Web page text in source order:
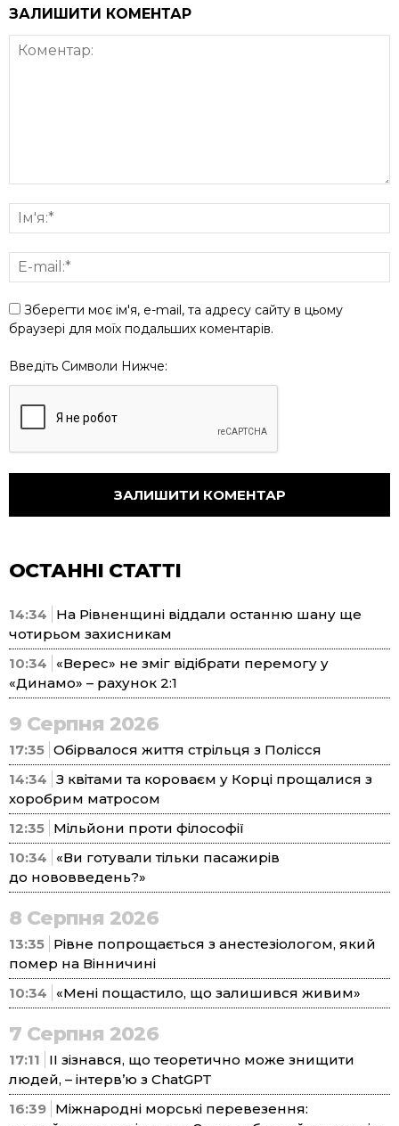
ЗАЛИШИТИ КОМЕНТАР
Зберегти моє ім'я, e-mail, та адресу сайту в цьому
браузері для моїх подальших коментарів.
Введіть Символи Нижче:
ОСТАННІ СТАТТІ
14:34
На Рівненщині віддали останню шану ще
чотирьом захисникам
10:34
«Верес» не зміг відібрати перемогу у
«Динамо» – рахунок 2:1
9 Серпня 2026
17:35 Обірвалося життя стрільця з Полісся
14:34 З квітами та короваєм у Корці прощалися з
хоробрим матросом
12:35 Мільйони проти філософії
10:34
«Ви готували тільки пасажирів
до нововведень?»
8 Серпня 2026
13:35 Рівне попрощається з анестезіологом, який
помер на Вінничині
10:34
«Мені пощастило, що залишився живим»
7 Серпня 2026
17:11
ІІ зізнався, що теоретично може знищити
людей, – інтерв’ю з ChatGPT
16:39 Міжнародні морські перевезення: